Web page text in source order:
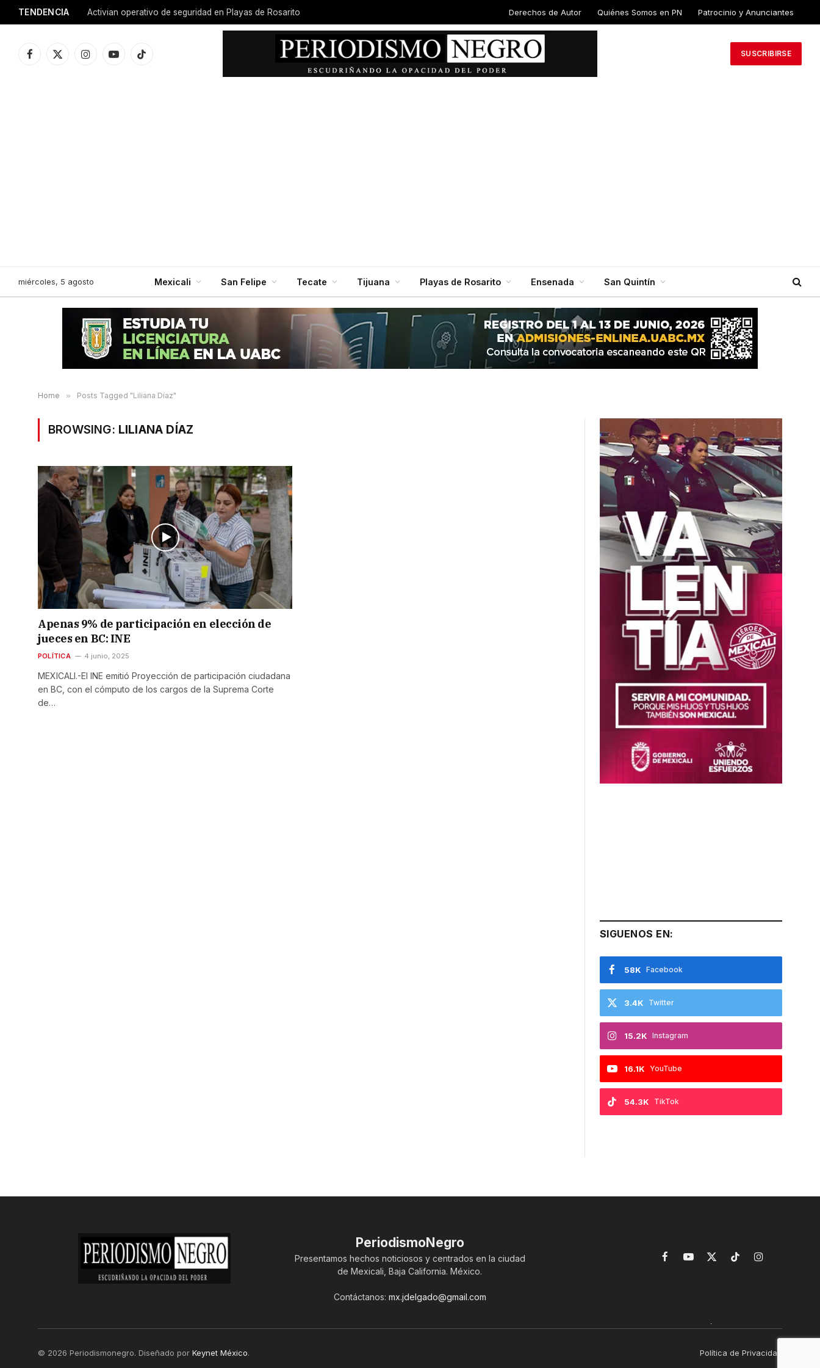
TENDENCIA Activian operativo de seguridad en Playas de Rosarito Derechos de Autor Quiénes Somos en PN Patrocinio y Anunciantes
Facebook
X
InstagramYouTubeTikTok
SUSCRIBIRSE
miércoles, 5 agosto Mexicali San Felipe Tecate Tijuana Playas de Rosarito Ensenada San Quintín
Home » Posts Tagged "Liliana Díaz"
BROWSING: LILIANA DÍAZ
Apenas 9% de participación en elección de
jueces en BC: INE
POLÍTICA 4 junio, 2025
MEXICALI.-El INE emitió Proyección de participación ciudadana
en BC, con el cómputo de los cargos de la Suprema Corte
de…
SIGUENOS EN:
Facebook
58K
Twitter
3.4K
Instagram
15.2K
YouTube
16.1K
TikTok
54.3K
PeriodismoNegro
Presentamos hechos noticiosos y centrados en la ciudad
de Mexicali, Baja California. México.
Contáctanos: mx.jdelgado@gmail.com
FacebookYouTube
X
TikTokInstagram
© 2026 Periodismonegro. Diseñado por Keynet México. Política de Privacidad